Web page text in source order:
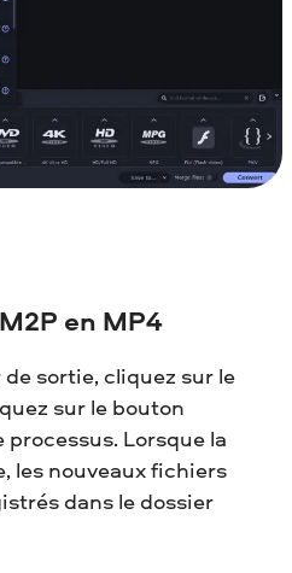
en MP4
sortie, cliquez sur le
sur le bouton
processus. Lorsque la
les nouveaux fichiers
dans le dossier